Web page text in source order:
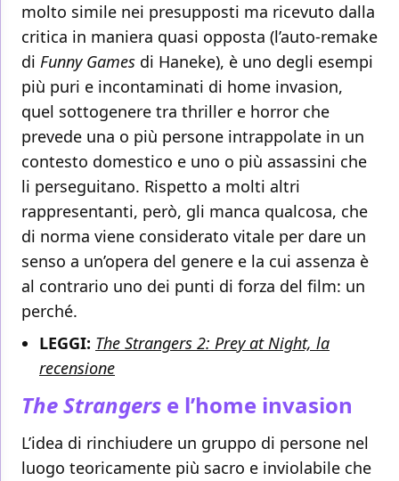
molto simile nei presupposti ma ricevuto dalla
critica in maniera quasi opposta (l’auto-remake
di Funny Games di Haneke), è uno degli esempi
più puri e incontaminati di home invasion,
quel sottogenere tra thriller e horror che
prevede una o più persone intrappolate in un
contesto domestico e uno o più assassini che
li perseguitano. Rispetto a molti altri
rappresentanti, però, gli manca qualcosa, che
di norma viene considerato vitale per dare un
senso a un’opera del genere e la cui assenza è
al contrario uno dei punti di forza del film: un
perché.
LEGGI: The Strangers 2: Prey at Night, la
recensione
The Strangers e l’home invasion
L’idea di rinchiudere un gruppo di persone nel
luogo teoricamente più sacro e inviolabile che